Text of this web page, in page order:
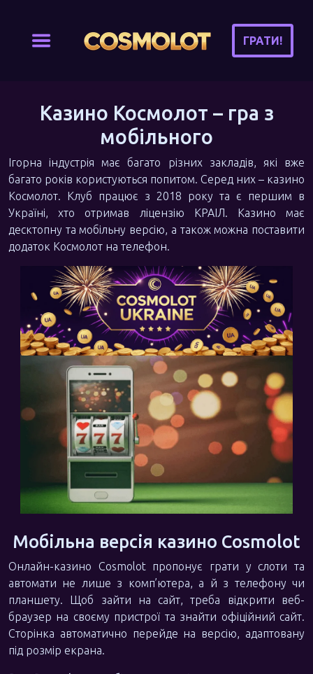
ГРАТИ!
Казино Космолот – гра з
мобільного
Ігорна індустрія має багато різних закладів, які вже
багато років користуються попитом. Серед них – казино
Космолот. Клуб працює з 2018 року та є першим в
Україні, хто отримав ліцензію КРАІЛ. Казино має
десктопну та мобільну версію, а також можна поставити
додаток Космолот на телефон.
Мобільна версія казино Cosmolot
Онлайн-казино Cosmolot пропонує грати у слоти та
автомати не лише з комп’ютера, а й з телефону чи
планшету. Щоб зайти на сайт, треба відкрити веб-
браузер на своєму пристрої та знайти офіційний сайт.
Сторінка автоматично перейде на версію, адаптовану
під розмір екрана.